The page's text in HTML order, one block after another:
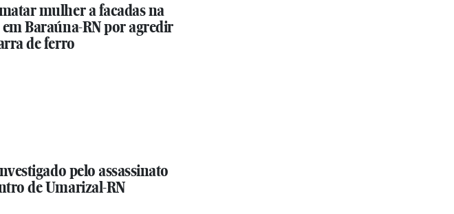
mulher a facadas na
Baraúna-RN por agredir
de ferro
pelo assassinato
de Umarizal-RN